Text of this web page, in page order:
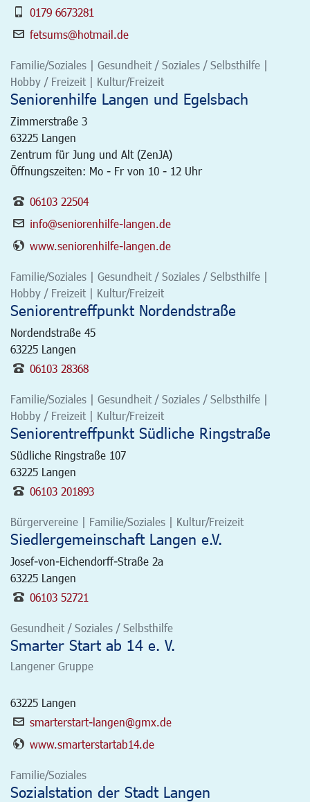
0179 6673281
fetsums@hotmail.de
Familie/Soziales | Gesundheit / Soziales / Selbsthilfe |
Hobby / Freizeit | Kultur/Freizeit
Seniorenhilfe Langen und Egelsbach
Zimmerstraße 3
63225 Langen
Zentrum für Jung und Alt (ZenJA)
Öffnungszeiten: Mo - Fr von 10 - 12 Uhr
06103 22504
info@seniorenhilfe-langen.de
www.seniorenhilfe-langen.de
Familie/Soziales | Gesundheit / Soziales / Selbsthilfe |
Hobby / Freizeit | Kultur/Freizeit
Seniorentreffpunkt Nordendstraße
Nordendstraße 45
63225 Langen
06103 28368
Familie/Soziales | Gesundheit / Soziales / Selbsthilfe |
Hobby / Freizeit | Kultur/Freizeit
Seniorentreffpunkt Südliche Ringstraße
Südliche Ringstraße 107
63225 Langen
06103 201893
Bürgervereine | Familie/Soziales | Kultur/Freizeit
Siedlergemeinschaft Langen e.V.
Josef-von-Eichendorff-Straße 2a
63225 Langen
06103 52721
Gesundheit / Soziales / Selbsthilfe
Smarter Start ab 14 e. V.
Langener Gruppe
63225 Langen
smarterstart-langen@gmx.de
www.smarterstartab14.de
Familie/Soziales
Sozialstation der Stadt Langen